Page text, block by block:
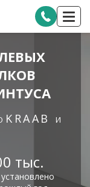
и
тыс.